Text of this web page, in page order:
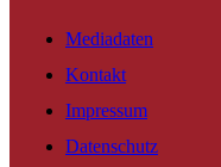
Mediadaten
Kontakt
Impressum
Datenschutz